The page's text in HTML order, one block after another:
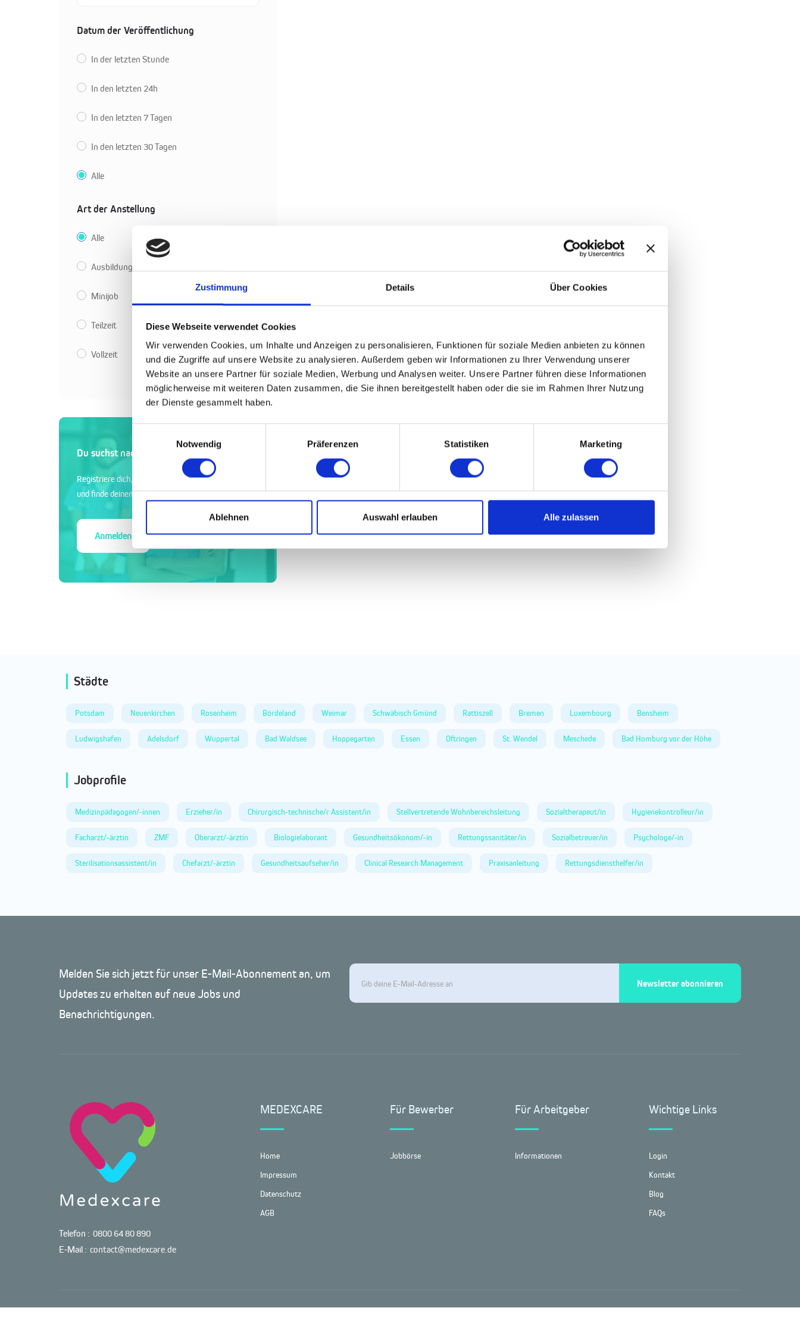
Zustimmung Details Über Cookies
Diese Webseite verwendet Cookies
Wir verwenden Cookies, um Inhalte und Anzeigen zu personalisieren, Funktionen für soziale Medien anbieten zu können
und die Zugriffe auf unsere Website zu analysieren. Außerdem geben wir Informationen zu Ihrer Verwendung unserer
Website an unsere Partner für soziale Medien, Werbung und Analysen weiter. Unsere Partner führen diese Informationen
möglicherweise mit weiteren Daten zusammen, die Sie ihnen bereitgestellt haben oder die sie im Rahmen Ihrer Nutzung
der Dienste gesammelt haben.
Notwendig
Präferenzen Statistiken Marketing
Ablehnen Auswahl erlauben Alle zulassen
Datum der Veröffentlichung
In der letzten Stunde
In den letzten 24h
In den letzten 7 Tagen
In den letzten 30 Tagen
Alle
Art der Anstellung
Alle
Ausbildung
Minijob
Teilzeit
Vollzeit
Du suchst nach den besten Mitarbeitern?
Registriere dich, veröffentliche deine Stellenanzeigen
und finde deinen neuen Mitarbeiter
Anmelden
Städte
Potsdam Neuenkirchen Rosenheim Bördeland Weimar Schwäbisch Gmünd Rattiszell Bremen Luxembourg Bensheim
Ludwigshafen Adelsdorf Wuppertal Bad Waldsee Hoppegarten Essen Oftringen St. Wendel Meschede Bad Homburg vor der Höhe
Jobprofile
Medizinpädagogen/-innen Erzieher/in Chirurgisch-technische/r Assistent/in Stellvertretende Wohnbereichsleitung Sozialtherapeut/in Hygienekontrolleur/in
Facharzt/-ärztin ZMF Oberarzt/-ärztin Biologielaborant Gesundheitsökonom/-in Rettungssanitäter/in Sozialbetreuer/in Psychologe/-in
Sterilisationsassistent/in Chefarzt/-ärztin Gesundheitsaufseher/in Clinical Research Management Praxisanleitung Rettungsdiensthelfer/in
Melden Sie sich jetzt für unser E-Mail-Abonnement an, um
Updates zu erhalten auf neue Jobs und
Benachrichtigungen.
Newsletter abonnieren
Telefon : 0800 64 80 890
E-Mail : contact@medexcare.de
MEDEXCARE
Home
Impressum
Datenschutz
AGB
Für Bewerber
Jobbörse
Für Arbeitgeber
Informationen
Wichtige Links
Login
Kontakt
Blog
FAQs